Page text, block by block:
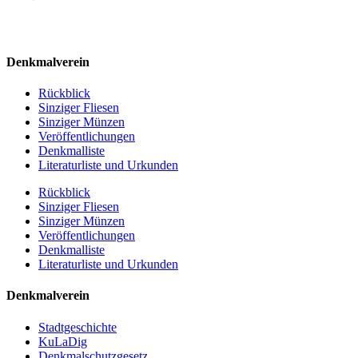
Denkmalverein
Rückblick
Sinziger Fliesen
Sinziger Münzen
Veröffentlichungen
Denkmalliste
Literaturliste und Urkunden
Rückblick
Sinziger Fliesen
Sinziger Münzen
Veröffentlichungen
Denkmalliste
Literaturliste und Urkunden
Denkmalverein
Stadtgeschichte
KuLaDig